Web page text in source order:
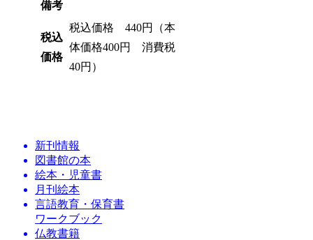
備考
税込
価格
税込価格 440円（本
体価格400円 消費税
40円）
新刊情報
図書館の本
絵本・児童書
月刊絵本
言語教育・保育書
ワークブック
仏教書籍